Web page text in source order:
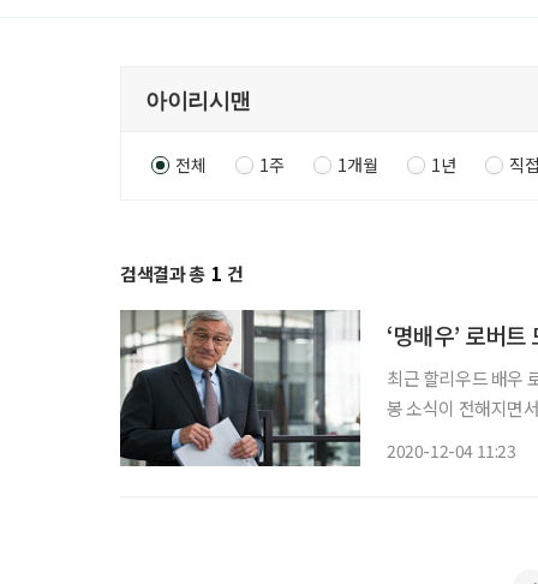
전체 1주 1개월 1년 직
검색결과 총 1 건
‘명배우’ 로버
최근 할리우드 배우
봉 소식이 전해지면
2020-12-04 11:23